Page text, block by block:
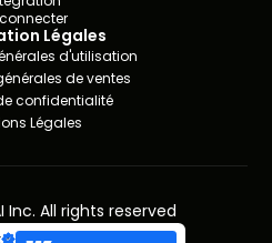
Légales
d'utilisation
de ventes
confidentialité
Légales
All rights reserved